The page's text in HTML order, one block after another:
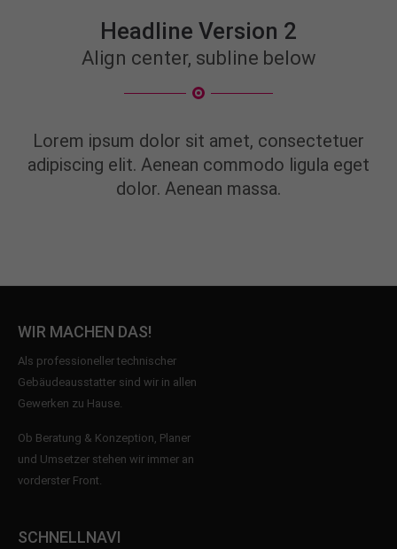
Headline Version 2
Align center, subline below
Lorem ipsum dolor sit amet, consectetuer
adipiscing elit. Aenean commodo ligula eget
dolor. Aenean massa.
WIR MACHEN DAS!
Als professioneller technischer
Gebäudeausstatter sind wir in allen
Gewerken zu Hause.
Ob Beratung & Konzeption, Planer
und Umsetzer stehen wir immer an
vorderster Front.
SCHNELLNAVI